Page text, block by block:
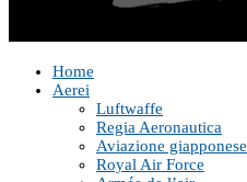
Home
Aerei
Luftwaffe
Regia Aeronautica
Aviazione giapponese
Royal Air Force